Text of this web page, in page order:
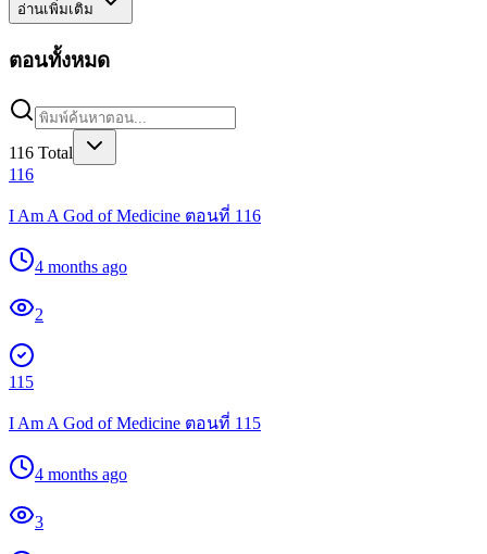
อ่านเพิ่มเติม
ตอนทั้งหมด
116 Total
116
I Am A God of Medicine ตอนที่ 116
4 months ago
2
115
I Am A God of Medicine ตอนที่ 115
4 months ago
3